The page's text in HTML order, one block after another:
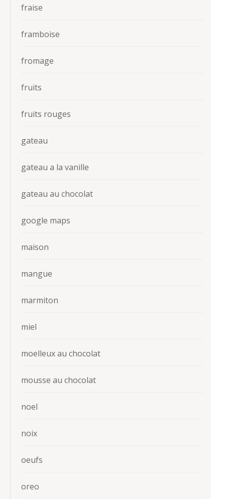
fraise
framboise
fromage
fruits
fruits rouges
gateau
gateau a la vanille
gateau au chocolat
google maps
maison
mangue
marmiton
miel
moelleux au chocolat
mousse au chocolat
noel
noix
oeufs
oreo